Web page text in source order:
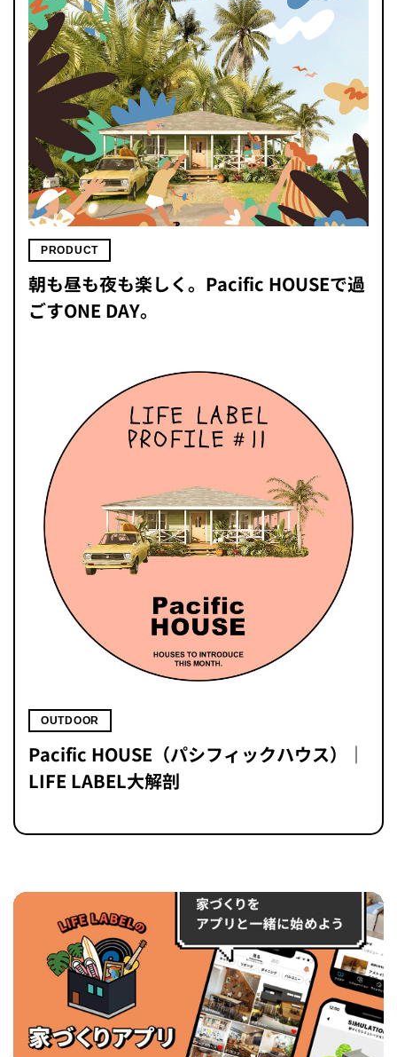
PRODUCT
朝も昼も夜も楽しく。Pacific HOUSEで過
ごすONE DAY。
OUTDOOR
Pacific HOUSE（パシフィックハウス）｜
LIFE LABEL大解剖